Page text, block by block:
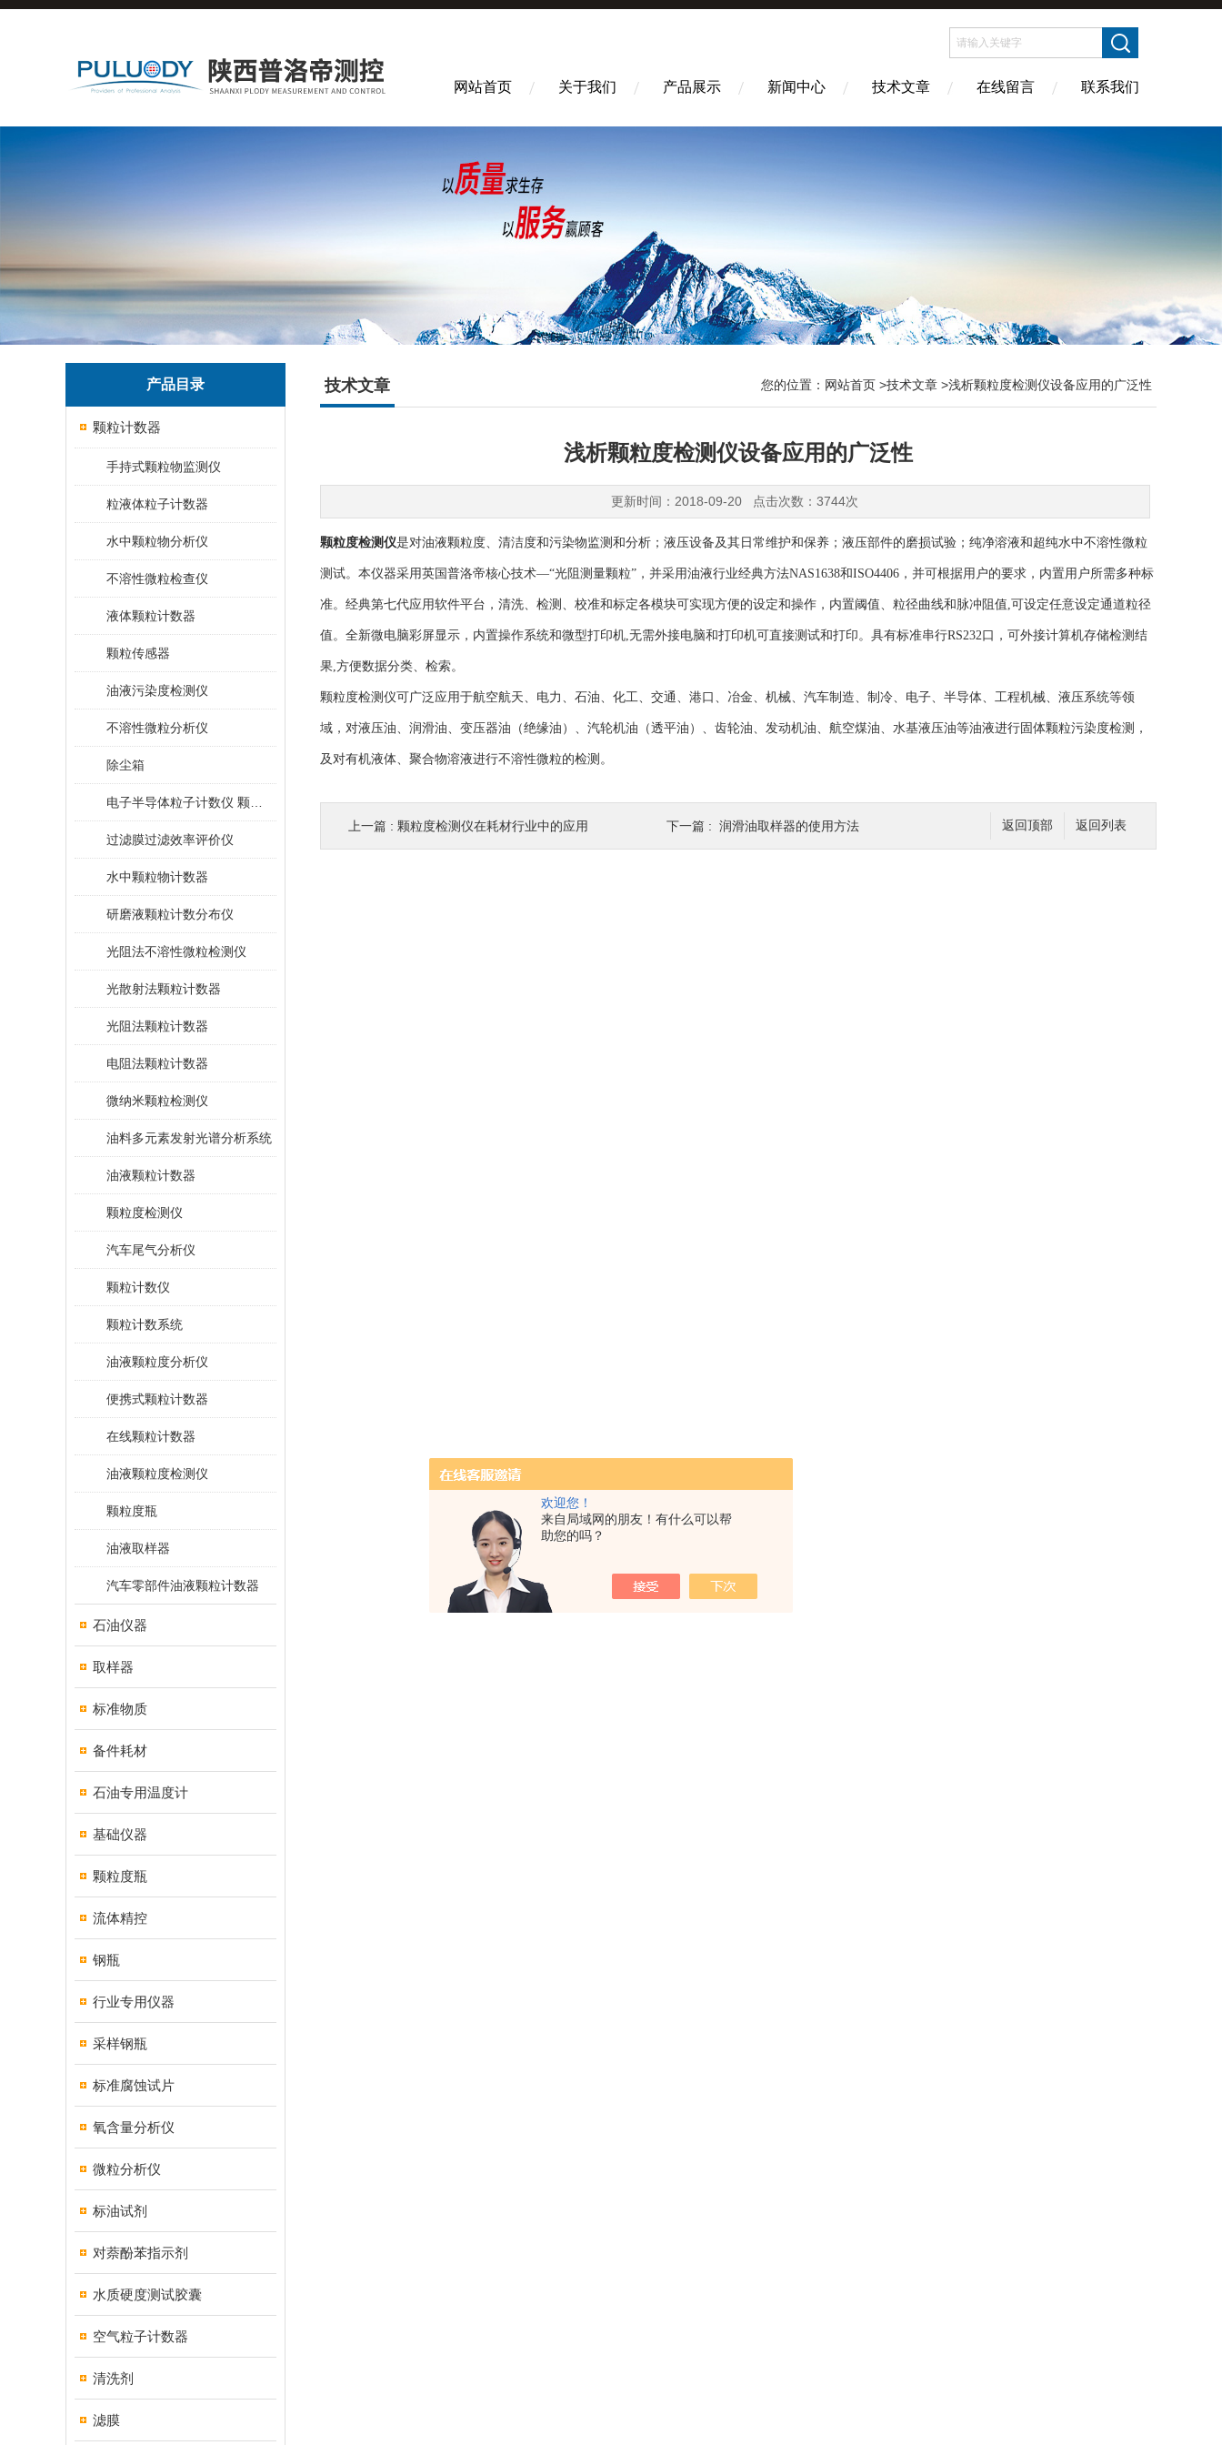
欢迎您！
来自局域网的朋友！有什么可以帮
助您的吗？
网站首页 关于我们 产品展示 新闻中心 技术文章 在线留言 联系我们
产品目录
颗粒计数器
手持式颗粒物监测仪
粒液体粒子计数器
水中颗粒物分析仪
不溶性微粒检查仪
液体颗粒计数器
颗粒传感器
油液污染度检测仪
不溶性微粒分析仪
除尘箱
过滤膜过滤效率评价仪
水中颗粒物计数器
研磨液颗粒计数分布仪
光阻法不溶性微粒检测仪
光散射法颗粒计数器
光阻法颗粒计数器
电阻法颗粒计数器
微纳米颗粒检测仪
油料多元素发射光谱分析系统
油液颗粒计数器
颗粒度检测仪
汽车尾气分析仪
颗粒计数仪
颗粒计数系统
油液颗粒度分析仪
便携式颗粒计数器
在线颗粒计数器
油液颗粒度检测仪
颗粒度瓶
油液取样器
汽车零部件油液颗粒计数器
石油仪器
取样器
标准物质
备件耗材
石油专用温度计
基础仪器
颗粒度瓶
流体精控
钢瓶
行业专用仪器
采样钢瓶
标准腐蚀试片
氧含量分析仪
微粒分析仪
标油试剂
对萘酚苯指示剂
水质硬度测试胶囊
空气粒子计数器
清洗剂
滤膜
技术文章 您的位置： 网站首页 >技术文章 >浅析颗粒度检测仪设备应用的广泛性
浅析颗粒度检测仪设备应用的广泛性
更新时间：2018-09-20 点击次数：3744次
颗粒度检测仪是对油液颗粒度、清洁度和污染物监测和分析；液压设备及其日常维护和保养；液压部件的磨损试验；纯净溶液和超纯水中不溶性微粒
测试。本仪器采用英国普洛帝核心技术—“光阻测量颗粒”，并采用油液行业经典方法NAS1638和ISO4406，并可根据用户的要求，内置用户所需多种标
准。经典第七代应用软件平台，清洗、检测、校准和标定各模块可实现方便的设定和操作，内置阈值、粒径曲线和脉冲阻值,可设定任意设定通道粒径
值。全新微电脑彩屏显示，内置操作系统和微型打印机,无需外接电脑和打印机可直接测试和打印。具有标准串行RS232口，可外接计算机存储检测结
果,方便数据分类、检索。
颗粒度检测仪可广泛应用于航空航天、电力、石油、化工、交通、港口、冶金、机械、汽车制造、制冷、电子、半导体、工程机械、液压系统等领
域，对液压油、润滑油、变压器油（绝缘油）、汽轮机油（透平油）、齿轮油、发动机油、航空煤油、水基液压油等油液进行固体颗粒污染度检测，
及对有机液体、聚合物溶液进行不溶性微粒的检测。
返回列表
返回顶部
上一篇 : 颗粒度检测仪在耗材行业中的应用 下一篇 : 润滑油取样器的使用方法